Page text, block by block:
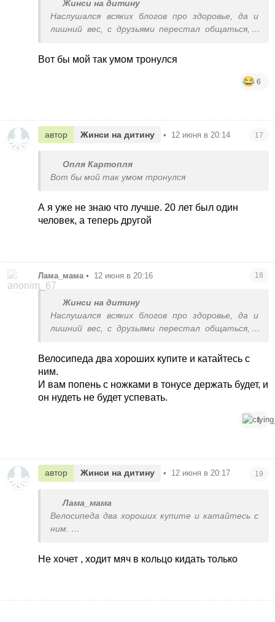
Жинси на дитину
Наслушался всяких блогов про здоровье, да и
лишний вес, с друзьями перестал общаться, с
Вот бы мой так умом тронулся
6
автор Жинси на дитину • 12 июня в 20:14 17
Опля Картопля
Вот бы мой так умом тронулся
А я уже не знаю что лучше. 20 лет был один
человек, а теперь другой
Лама_мама • 12 июня в 20:16 18
Жинси на дитину
Наслушался всяких блогов про здоровье, да и
лишний вес, с друзьями перестал общаться, с
Велосипеда два хороших купите и катайтесь с
ним.
И вам попень с ножками в тонусе держать будет, и
он нудеть не будет успевать.
1
автор Жинси на дитину • 12 июня в 20:17 19
Лама_мама
Велосипеда два хороших купите и катайтесь с
ним.
Не хочет , ходит мяч в кольцо кидать только